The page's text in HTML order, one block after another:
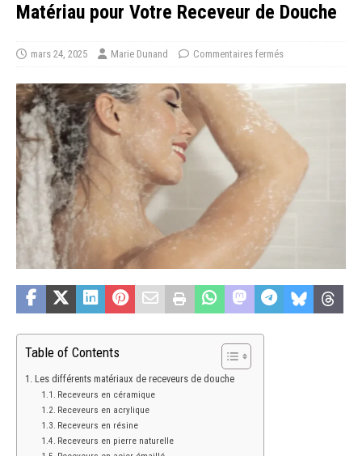
Matériau pour Votre Receveur de Douche
mars 24, 2025 Marie Dunand Commentaires fermés
Table of Contents
Les différents matériaux de receveurs de douche
Receveurs en céramique
Receveurs en acrylique
Receveurs en résine
Receveurs en pierre naturelle